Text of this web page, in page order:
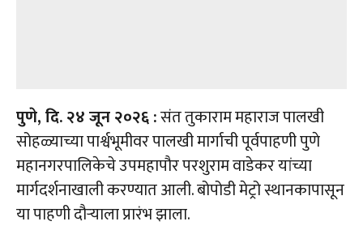
पुणे, दि. २४ जून २०२६ :संत तुकाराम महाराज पालखी
सोहळ्याच्या पार्श्वभूमीवर पालखी मार्गाची पूर्वपाहणी पुणे
महानगरपालिकेचे उपमहापौर परशुराम वाडेकर यांच्या
मार्गदर्शनाखाली करण्यात आली. बोपोडी मेट्रो स्थानकापासून
या पाहणी दौऱ्याला प्रारंभ झाला.